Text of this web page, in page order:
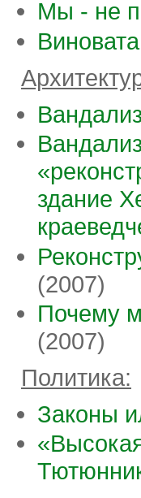
Мы - не
здание
(2007)
Почему
(2007)
Политика:
Законы